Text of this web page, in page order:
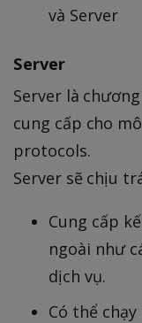
và Server
Server
Server là
cung cấp cho
protocols.
Server sẽ chịu
Cung cấp
ngoài như
dịch vụ.
Có thể